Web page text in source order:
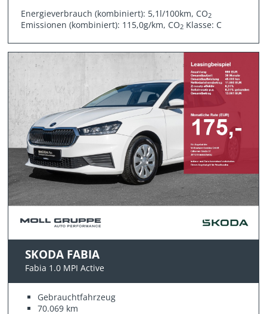
Energieverbrauch (kombiniert): 5,1l/100km, CO2
Emissionen (kombiniert): 115,0g/km, CO2 Klasse: C
SKODA FABIA
Fabia 1.0 MPI Active
Gebrauchtfahrzeug
70.069 km